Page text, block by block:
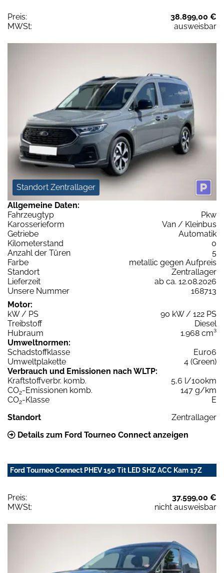
Preis:
38.899,00 €
MWSt:
ausweisbar
Standort Zentrallager
Allgemeine Daten:
Fahrzeugtyp
Pkw
Karosserieform
Van / Kleinbus
Getriebe
Automatik
Kilometerstand
0
Anzahl der Türen
5
Farbe
metallic gegen Aufpreis
Standort
Zentrallager
Lieferzeit
ab ca. 12.08.2026
Unsere Nummer
168713
Motor:
kW / PS
90 kW / 122 PS
Treibstoff
Diesel
Hubraum
1.968 cm³
Umweltnormen:
Schadstoffklasse
Euro6
Umweltplakette
4 (Green)
Verbrauch und Emissionen nach WLTP:
Kraftstoffverbr. komb.
5,6 l/100km
CO2-Emissionen komb.
147 g/km
CO2-Klasse
E
Standort
Zentrallager
Details zum Ford Tourneo Connect anzeigen
Ford Tourneo Connect PHEV 150 Tit LED SHZ ACC Kam 17Z
Preis:
37.599,00 €
MWSt:
nicht ausweisbar